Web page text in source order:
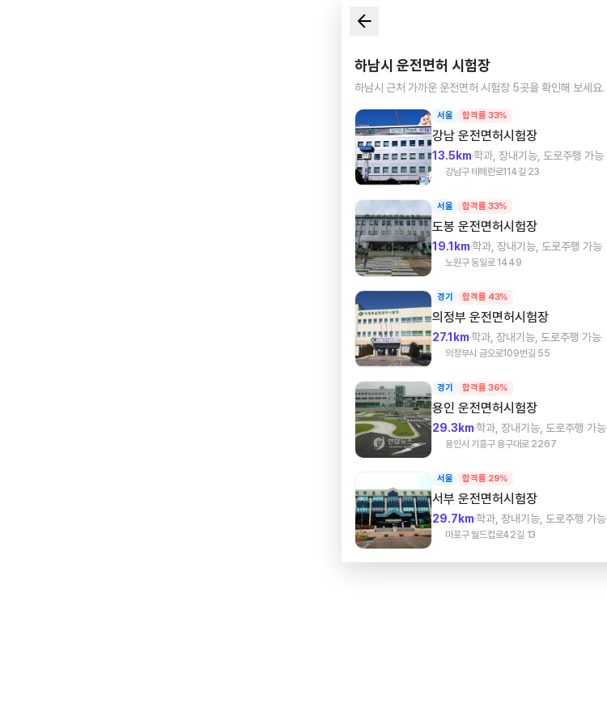
하남시 운전면허 시험장
하남시 근처 가까운 운전면허 시험장 5곳을 확인해 보세요.
서울 합격률 33%
강남 운전면허시험장
13.5km학과, 장내기능, 도로주행 가능
강남구 테헤란로114길 23
서울 합격률 33%
도봉 운전면허시험장
19.1km학과, 장내기능, 도로주행 가능
노원구 동일로 1449
경기 합격률 43%
의정부 운전면허시험장
27.1km학과, 장내기능, 도로주행 가능
의정부시 금오로109번길 55
경기 합격률 36%
용인 운전면허시험장
29.3km학과, 장내기능, 도로주행 가능
용인시 기흥구 용구대로 2267
서울 합격률 29%
서부 운전면허시험장
29.7km학과, 장내기능, 도로주행 가능
마포구 월드컵로42길 13